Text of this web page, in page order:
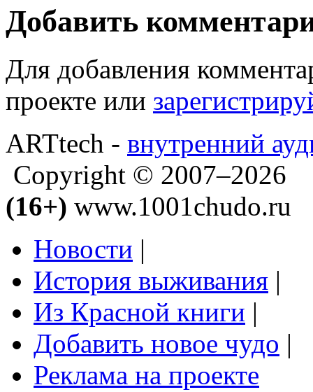
Добавить
Для добавления
проекте или
ARTtech - внутренний
Copyright © 2007–2026
(16+) www.1001chudo.ru
Новости |
История выживания |
Из Красной книги |
Добавить новое чудо |
Реклама на проекте